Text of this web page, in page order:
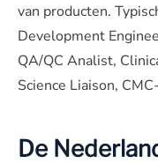
van producten.
Development
QA/QC Analist,
Science Liaison,
De